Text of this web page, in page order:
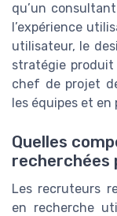
qu’un
l’expérience
utilisateur, le
stratégie produit
chef de projet
les équipes et
Quelles
recherchées
Les recruteurs
en recherche